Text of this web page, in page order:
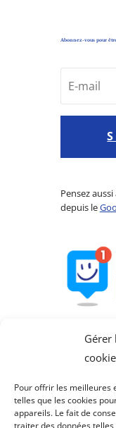
Gérer
Pour offrir les meilleures
telles que les cookies
appareils. Le fait de
traiter des données
Abonnez-vous pour
Pensez aussi
depuis le
Saint-